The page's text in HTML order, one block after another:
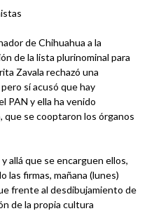
de Chihuahua a la
de la lista plurinominal para
Zavala rechazó una
sí acusó que hay
PAN y ella ha venido
que se cooptaron los órganos
allá que se encarguen ellos,
firmas, mañana (lunes)
frente al desdibujamiento de
de la propia cultura